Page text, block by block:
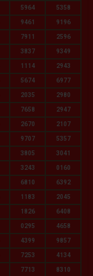
5964 5358
9461 9196
7911 2596
3837 9349
1114 2943
5674 6977
2035 2980
7658 2947
2670 2107
9707 5357
3805 3041
3243 0160
6810 6392
1183 2045
1826 6408
0295 4658
4399 9857
7253 4134
7713 8310